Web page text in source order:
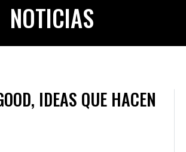
NOTICIAS
IDEAS QUE HACEN